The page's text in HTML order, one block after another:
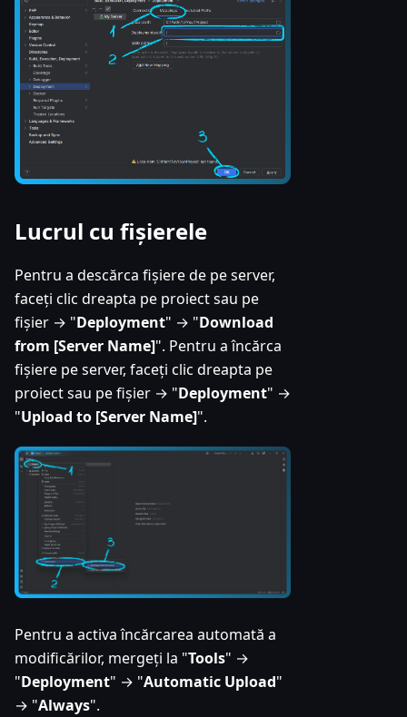
Lucrul cu fișierele
Pentru a descărca fișiere de pe server,
faceți clic dreapta pe proiect sau pe
fișier → "Deployment" → "Download
from [Server Name]". Pentru a încărca
fișiere pe server, faceți clic dreapta pe
proiect sau pe fișier → "Deployment" →
"Upload to [Server Name]".
Pentru a activa încărcarea automată a
modificărilor, mergeți la "Tools" →
"Deployment" → "Automatic Upload"
→ "Always".